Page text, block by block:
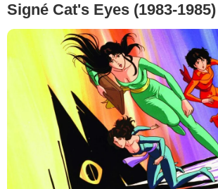
Signé Cat's Eyes (1983-1985)